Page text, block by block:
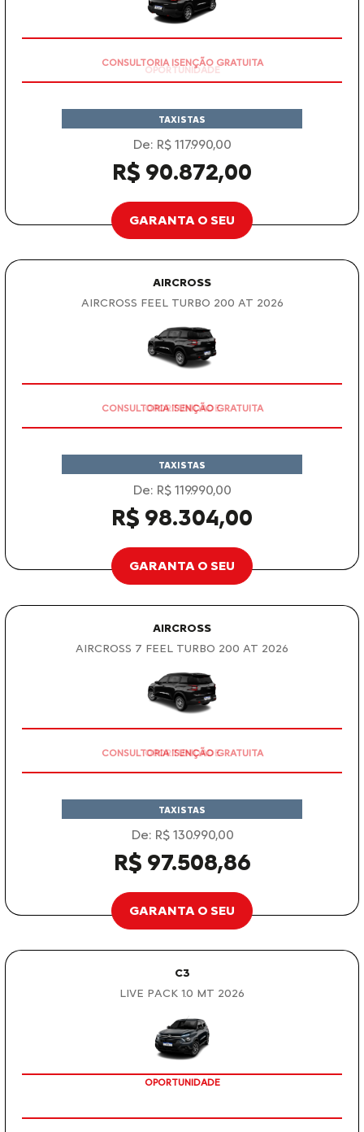
TAXISTAS
De: R$ 117.990,00
R$ 90.872,00
GARANTA O SEU
AIRCROSS
AIRCROSS FEEL TURBO 200 AT 2026
TAXISTAS
De: R$ 119.990,00
R$ 98.304,00
GARANTA O SEU
AIRCROSS
AIRCROSS 7 FEEL TURBO 200 AT 2026
TAXISTAS
De: R$ 130.990,00
R$ 97.508,86
GARANTA O SEU
C3
LIVE PACK 1.0 MT 2026
OPORTUNIDADE